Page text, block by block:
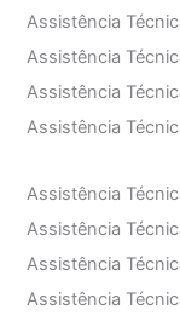
Assistência
Assistência
Assistência
Assistência
Assistência
Assistência
Assistência
Assistência